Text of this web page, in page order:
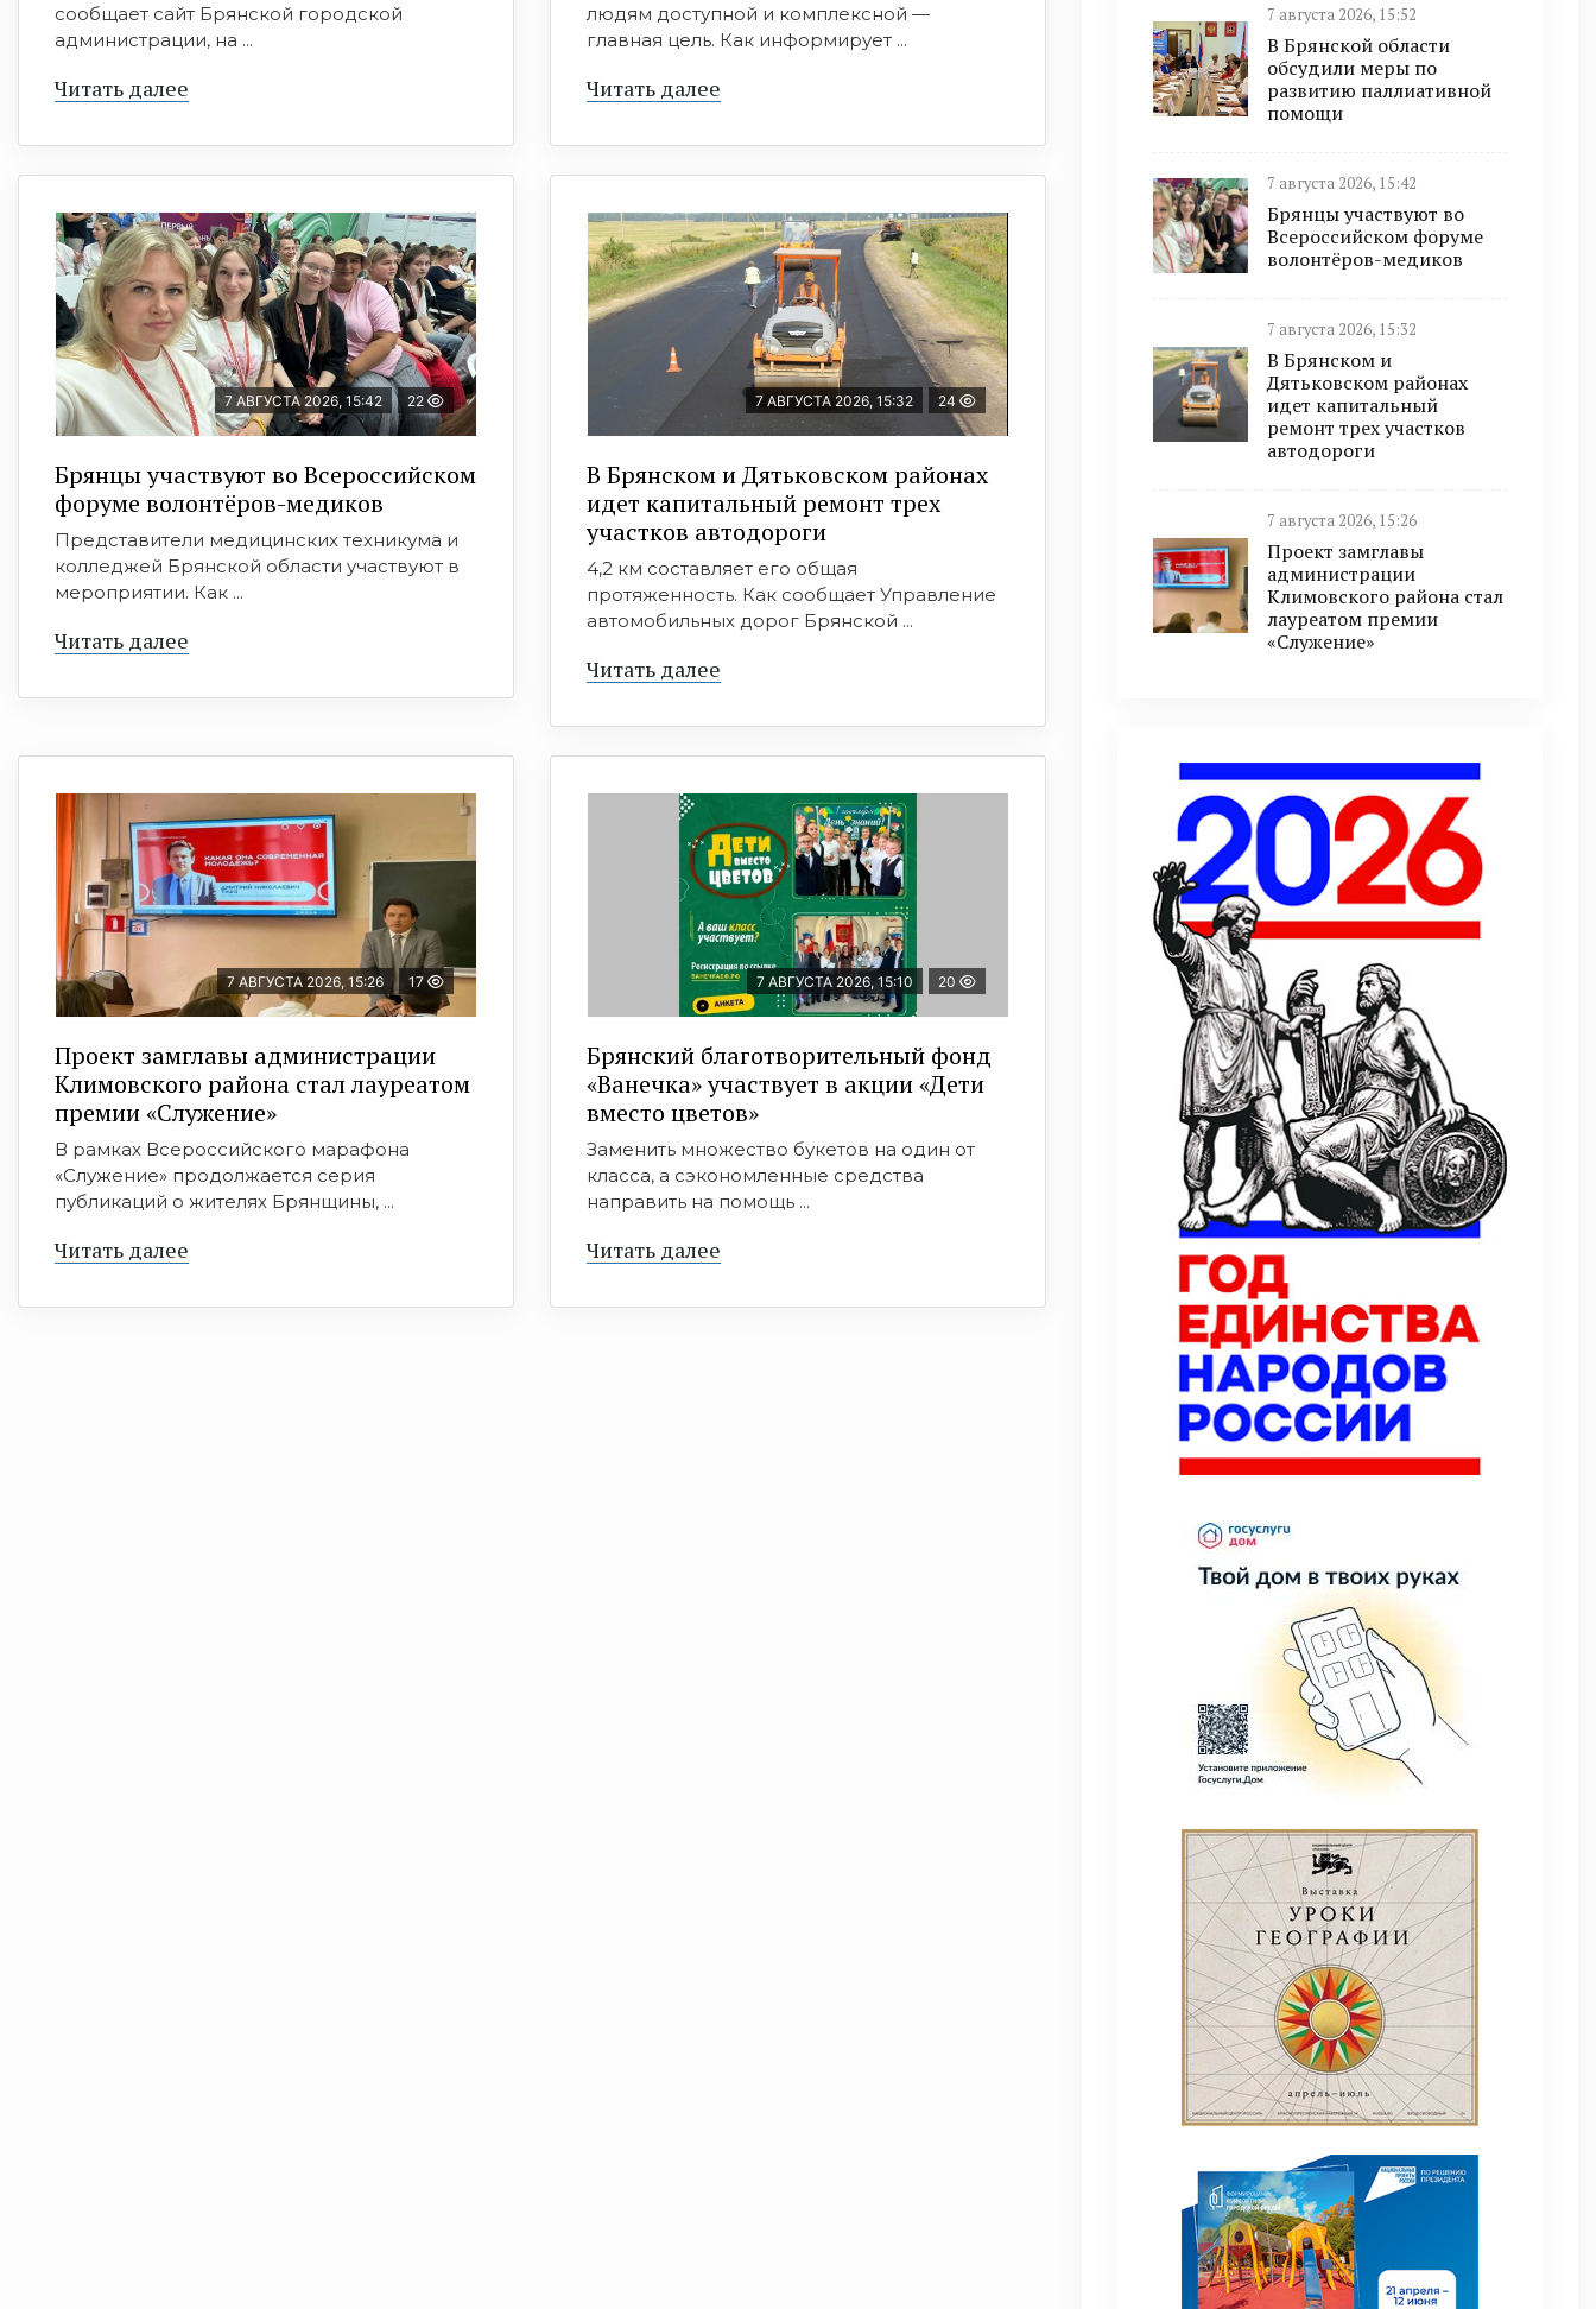
сообщает сайт Брянской городской
администрации, на ...
Читать далее
людям доступной и комплексной —
главная цель. Как информирует ...
Читать далее
7 АВГУСТА 2026, 15:42 22
Брянцы участвуют во Всероссийском
форуме волонтёров-медиков
Представители медицинских техникума и
колледжей Брянской области участвуют в
мероприятии. Как ...
Читать далее
7 АВГУСТА 2026, 15:32 24
В Брянском и Дятьковском районах
идет капитальный ремонт трех
участков автодороги
4,2 км составляет его общая
протяженность. Как сообщает Управление
автомобильных дорог Брянской ...
Читать далее
7 АВГУСТА 2026, 15:26 17
Проект замглавы администрации
Климовского района стал лауреатом
премии «Служение»
В рамках Всероссийского марафона
«Служение» продолжается серия
публикаций о жителях Брянщины, ...
Читать далее
7 АВГУСТА 2026, 15:10 20
Брянский благотворительный фонд
«Ванечка» участвует в акции «Дети
вместо цветов»
Заменить множество букетов на один от
класса, а сэкономленные средства
направить на помощь ...
Читать далее
7 августа 2026, 15:52
В Брянской области
обсудили меры по
развитию паллиативной
помощи
7 августа 2026, 15:42
Брянцы участвуют во
Всероссийском форуме
волонтёров-медиков
7 августа 2026, 15:32
В Брянском и
Дятьковском районах
идет капитальный
ремонт трех участков
автодороги
7 августа 2026, 15:26
Проект замглавы
администрации
Климовского района стал
лауреатом премии
«Служение»